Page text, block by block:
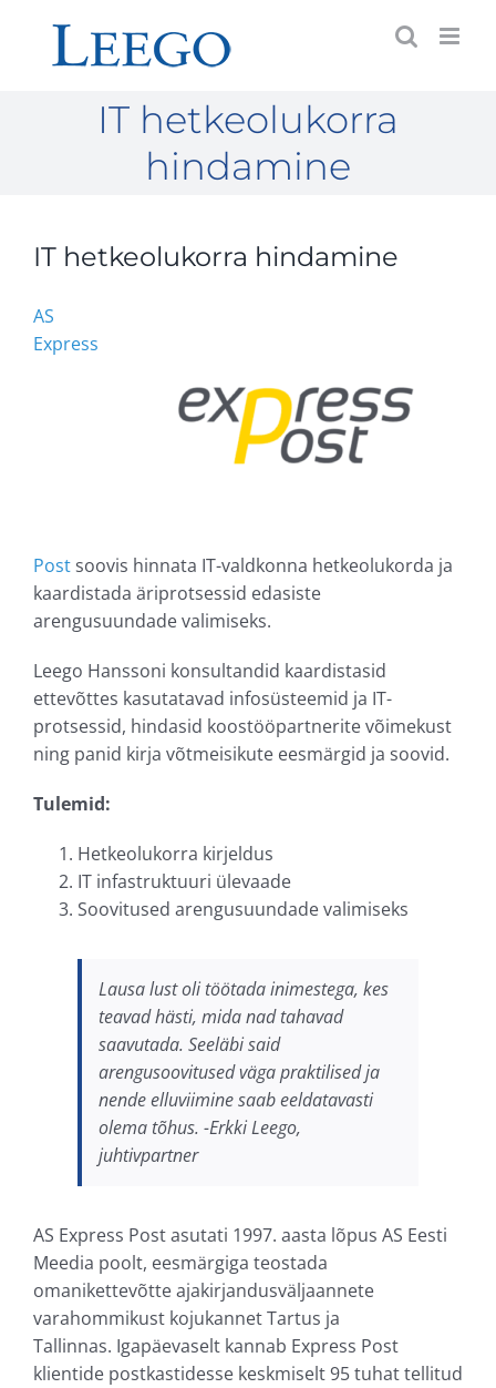
content
IT hetkeolukorra
hindamine
IT hetkeolukorra hindamine
AS
Express
Postsoovis hinnata IT-valdkonna hetkeolukorda ja
kaardistada äriprotsessid edasiste
arengusuundade valimiseks.
Leego Hanssoni konsultandid kaardistasid
ettevõttes kasutatavad infosüsteemid ja IT-
protsessid, hindasid koostööpartnerite võimekust
ning panid kirja võtmeisikute eesmärgid ja soovid.
Tulemid:
Hetkeolukorra kirjeldus
IT infastruktuuri ülevaade
Soovitused arengusuundade valimiseks
Lausa lust oli töötada inimestega, kes
teavad hästi, mida nad tahavad
saavutada. Seeläbi said
arengusoovitused väga praktilised ja
nende elluviimine saab eeldatavasti
olema tõhus. -Erkki Leego,
juhtivpartner
AS Express Post asutati 1997. aasta lõpus AS Eesti
Meedia poolt, eesmärgiga teostada
omanikettevõtte ajakirjandusväljaannete
varahommikust kojukannet Tartus ja
Tallinnas. Igapäevaselt kannab Express Post
klientide postkastidesse keskmiselt 95 tuhat tellitud